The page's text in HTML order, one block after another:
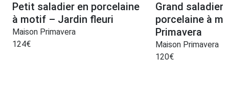
Petit saladier en porcelaine
à motif – Jardin fleuri
Maison Primavera
124€
Grand saladier
porcelaine à
Primavera
Maison Primavera
120€